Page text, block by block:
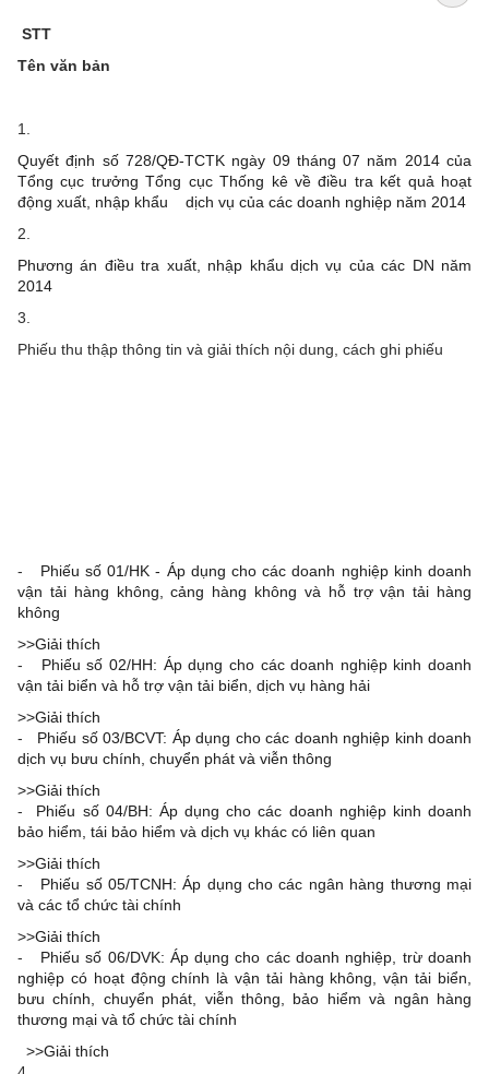
STT
Tên văn bản
1.
Quyết định số 728/QĐ-TCTK ngày 09 tháng 07 năm 2014 của
Tổng cục trưởng Tổng cục Thống kê về điều tra kết quả hoạt
động xuất, nhập khẩu dịch vụ của các doanh nghiệp năm 2014
2.
Phương án điều tra xuất, nhập khẩu dịch vụ của các DN năm
2014
3.
Phiếu thu thập thông tin và giải thích nội dung, cách ghi phiếu
- Phiếu số 01/HK - Áp dụng cho các doanh nghiệp kinh doanh
vận tải hàng không, cảng hàng không và hỗ trợ vận tải hàng
không
>>Giải thích
- Phiếu số 02/HH: Áp dụng cho các doanh nghiệp kinh doanh
vận tải biển và hỗ trợ vận tải biển, dịch vụ hàng hải
>>Giải thích
- Phiếu số 03/BCVT: Áp dụng cho các doanh nghiệp kinh doanh
dịch vụ bưu chính, chuyển phát và viễn thông
>>Giải thích
-
Phiếu số 04/BH: Áp dụng cho các doanh nghiệp kinh doanh
bảo hiểm, tái bảo hiểm và dịch vụ khác có liên quan
>>Giải thích
- Phiếu số 05/TCNH: Áp dụng cho các ngân hàng thương mại
và các tổ chức tài chính
>>Giải thích
- Phiếu số 06/DVK: Áp dụng cho các doanh nghiệp, trừ doanh
nghiệp có hoạt động chính là vận tải hàng không, vận tải biển,
bưu chính, chuyển phát, viễn thông, bảo hiểm và ngân hàng
thương mại và tổ chức tài chính
>>Giải thích